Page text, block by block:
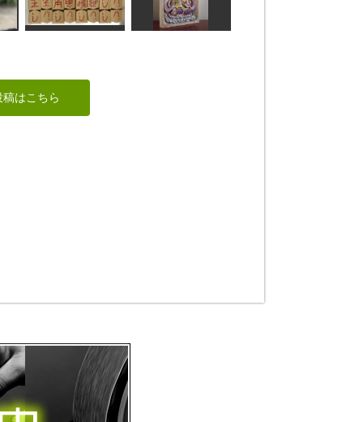
根魚
MINI
観音さま
ta-chann
ごいた竹駒
はこちら